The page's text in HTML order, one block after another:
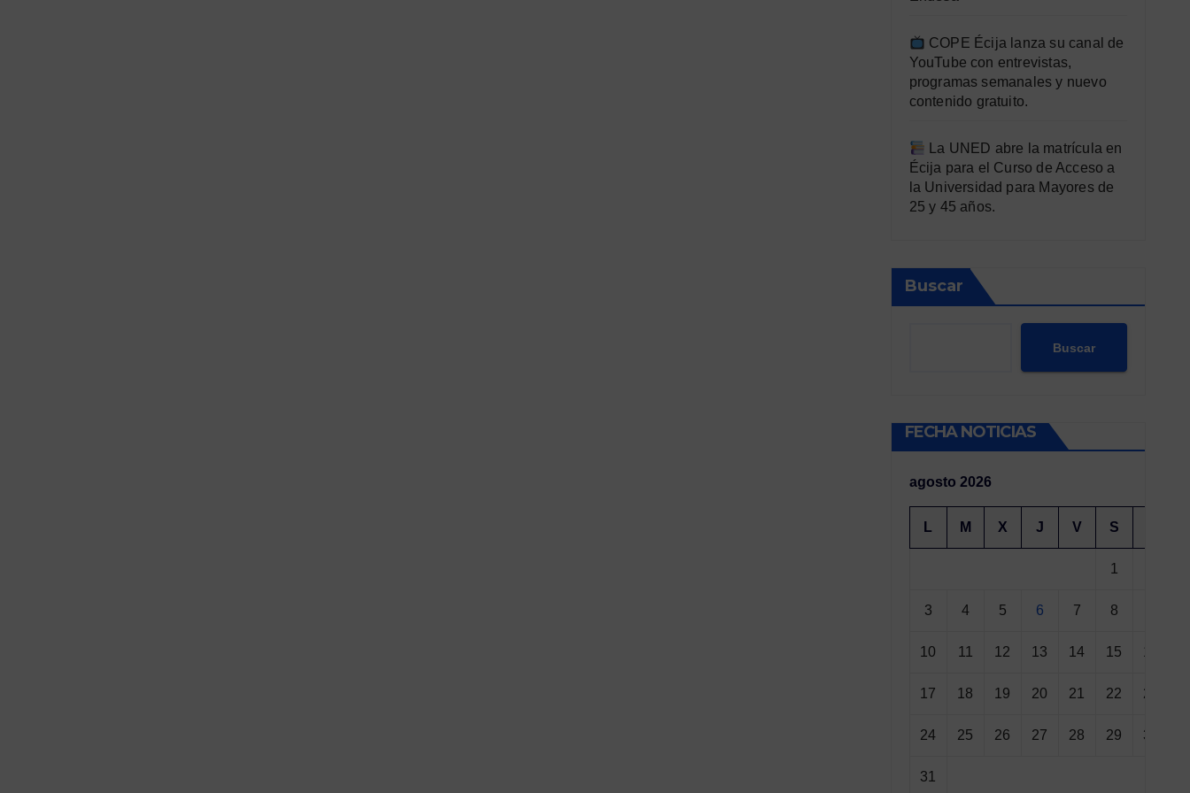
COPE Écija lanza su canal de
YouTube con entrevistas,
programas semanales y nuevo
contenido gratuito.
La UNED abre la matrícula en
Écija para el Curso de Acceso a
la Universidad para Mayores de
25 y 45 años.
Buscar
Buscar
FECHA NOTICIAS
agosto 2026
L M X J V S
1
3 4 5 6 7 8
10 11 12 13 14 15 16
17 18 19 20 21 22 23
24 25 26 27 28 29 30
31